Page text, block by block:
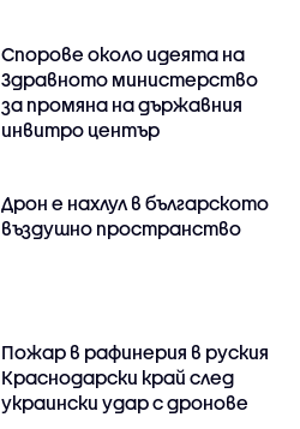
Спорове около идеята на
Здравното министерство
за промяна на държавния
инвитро център
Дрон е нахлул в българското
въздушно пространство
Пожар в рафинерия в руския
Краснодарски край след
украински удар с дронове